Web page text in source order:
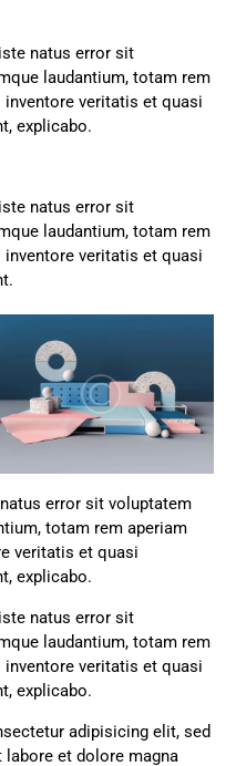
natus error sit
laudantium, totam rem
veritatis et quasi
explicabo.
natus error sit
laudantium, totam rem
veritatis et quasi
error sit voluptatem
totam rem aperiam
veritatis et quasi
explicabo.
natus error sit
laudantium, totam rem
veritatis et quasi
explicabo.
adipisicing elit, sed
et dolore magna